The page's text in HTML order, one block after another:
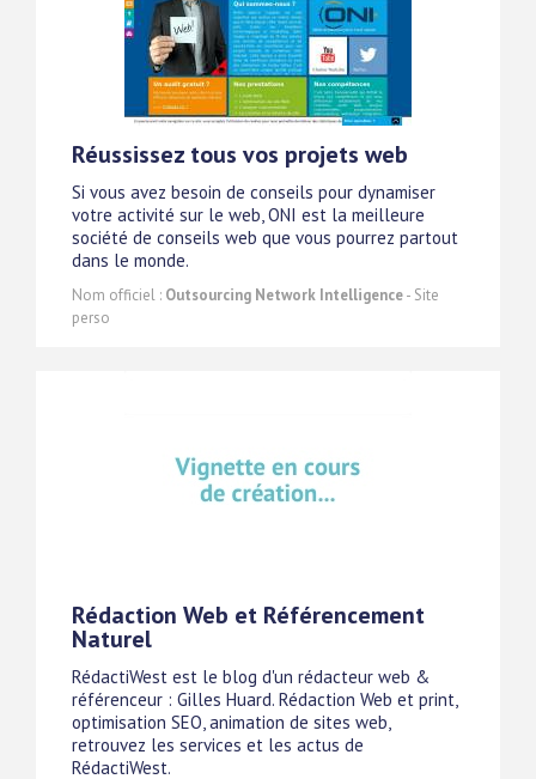
Réussissez tous vos projets web
Si vous avez besoin de conseils pour dynamiser
votre activité sur le web, ONI est la meilleure
société de conseils web que vous pourrez partout
dans le monde.
Nom officiel : Outsourcing Network Intelligence- Site
perso
Rédaction Web et Référencement
Naturel
RédactiWest est le blog d'un rédacteur web &
référenceur : Gilles Huard. Rédaction Web et print,
optimisation SEO, animation de sites web,
retrouvez les services et les actus de
RédactiWest.